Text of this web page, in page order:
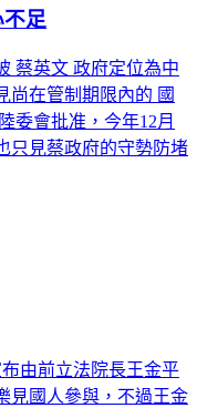
足
蔡英文 政府定位為中
尚在管制期限內的 國
委會批准，今年12月
只見蔡政府的守勢防堵
由前立法院長王金平
見國人參與，不過王金